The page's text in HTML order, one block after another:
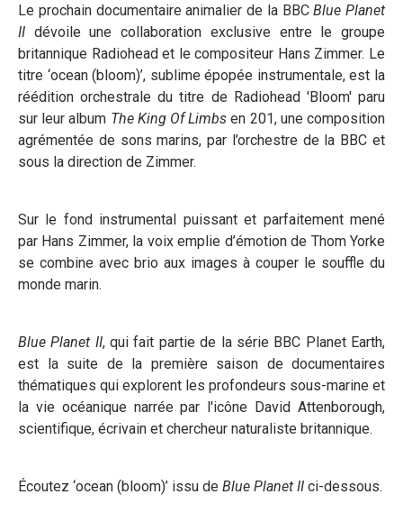
Le prochain documentaire animalier de la BBCBlue Planet
II dévoile une collaboration exclusive entre le groupe
britannique Radiohead et le compositeur Hans Zimmer. Le
titre ‘ocean (bloom)’, sublime épopée instrumentale, est la
réédition orchestrale du titre de Radiohead 'Bloom' paru
sur leur album The King Of Limbs en 201, une composition
agrémentée de sons marins, par l’orchestre de la BBC et
sous la direction de Zimmer.
Sur le fond instrumental puissant et parfaitement mené
par Hans Zimmer, la voix emplie d’émotion de Thom Yorke
se combine avec brio aux images à couper le souffle du
monde marin.
Blue Planet II, qui fait partie de la série BBC Planet Earth,
est la suite de la première saison de documentaires
thématiques qui explorent les profondeurs sous-marine et
la vie océanique narrée par l'icône David Attenborough,
scientifique, écrivain et chercheur naturaliste britannique.
Écoutez ‘ocean (bloom)’ issu de Blue Planet II ci-dessous.